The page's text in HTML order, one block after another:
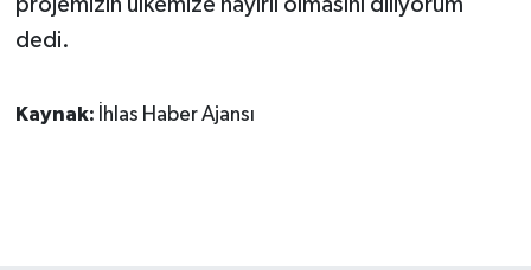
dedi.
Kaynak: İhlas Haber Ajansı